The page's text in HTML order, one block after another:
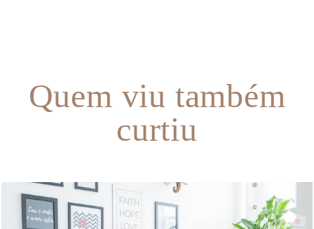
Quem viu também
curtiu